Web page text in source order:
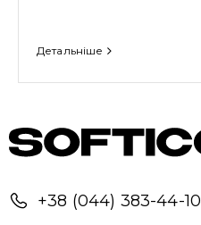
Детальніше
+38 (044) 383-44-10